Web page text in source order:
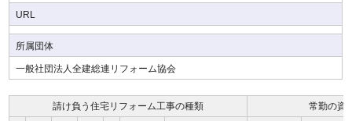
URL
所属団体
一般社団法人全建総連リフォーム協会
請け負う住宅リフォーム工事の種類 常勤の資